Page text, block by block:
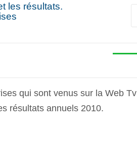
les résultats.
qui sont venus sur la Web Tv
résultats annuels 2010.